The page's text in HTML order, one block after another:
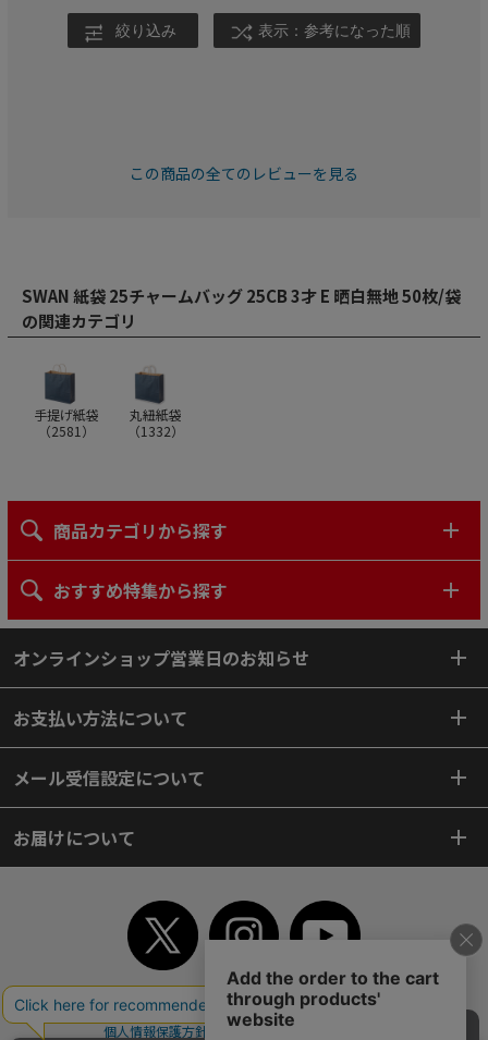
絞り込み 表示：参考になった順
この商品の全てのレビューを見る
SWAN 紙袋 25チャームバッグ 25CB 3才 E 晒白無地 50枚/袋
の関連カテゴリ
手提げ紙袋
（2581 ）
丸紐紙袋
（1332）
商品カテゴリから探す
おすすめ特集から探す
オンラインショップ営業日のお知らせ
お支払い方法について
メール受信設定について
お届けについて
TOP 初めてご利用のお客様へ ご利用案内
ご利用規約
個人情報保護方針
特定商取引法